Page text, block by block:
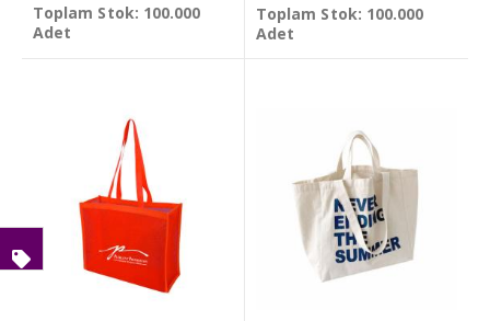
Toplam Stok: 100.000
Adet
Toplam Stok: 100.000
Adet